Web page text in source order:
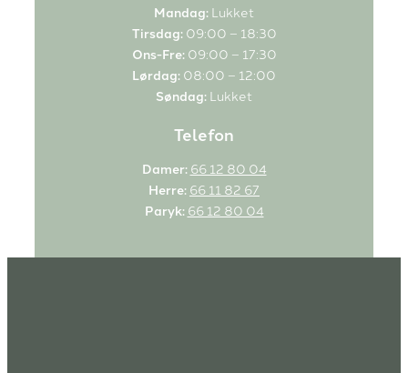
Mandag: Lukket
Tirsdag: 09:00 – 18:30
Ons-Fre: 09:00 – 17:30
Lørdag: 08:00 – 12:00
Søndag: Lukket
Telefon
Damer: 66 12 80 04
Herre: 66 11 82 67
Paryk: 66 12 80 04